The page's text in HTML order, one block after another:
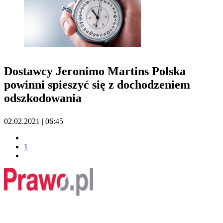
Dostawcy Jeronimo Martins Polska
powinni spieszyć się z dochodzeniem
odszkodowania
02.02.2021 | 06:45
1